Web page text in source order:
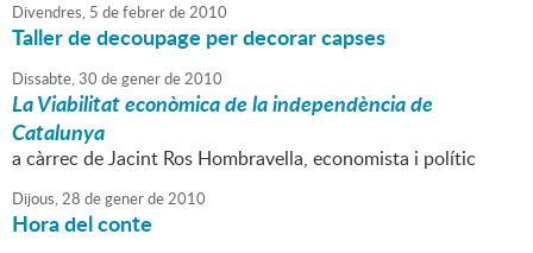
Divendres, 5 defebrerde2010
Taller de decoupage per decorar capses
Dissabte,30 degenerde2010
La Viabilitat econòmica de la independència de
Catalunya
a càrrec de Jacint Ros Hombravella, economista i polític
Dijous,28 degenerde2010
Hora del conte